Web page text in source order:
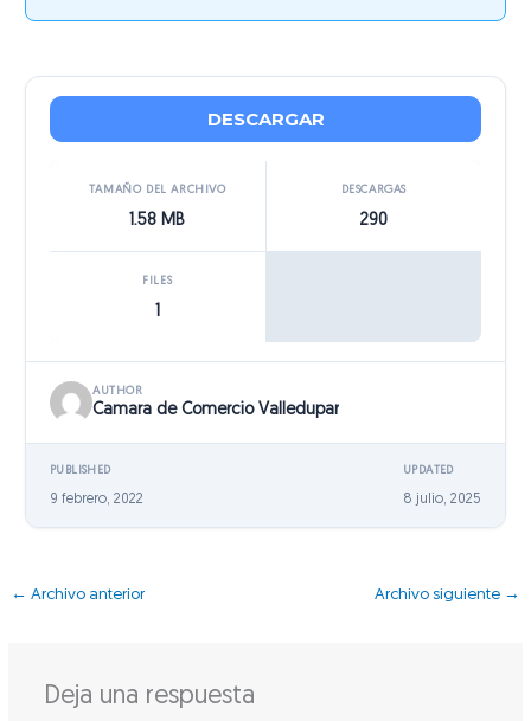
DESCARGAR
TAMAÑO DEL ARCHIVO
1.58 MB
DESCARGAS
290
FILES
AUTHOR
Camara de Comercio Valledupar
PUBLISHED
9 febrero, 2022
UPDATED
8 julio, 2025
← Archivo anterior Archivo siguiente →
Deja una respuesta